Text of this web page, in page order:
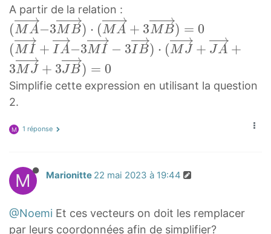
A partir de la relation :
(
M
A
→
−
3
B
)
⋅
M
A
(MA−3MB) ⋅ (MA + 3MB) = 0
(
M
I
→
+
I
A
−
3
I
(MI + IA−3MI − 3IB) ⋅ (MJ + JA +
3MJ + 3JB) = 0
Simplifie cette expression en utilisant la question
2.
M 1 réponse
M Marionitte 22 mai 2023 à 19:44
@Noemi Et ces vecteurs on doit les remplacer
par leurs coordonnées afin de simplifier?